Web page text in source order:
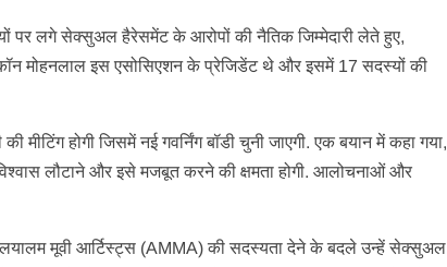
पर लगे सेक्सुअल हैरेसमेंट के आरोपों की नैतिक जिम्मेदारी लेते हुए,
मोहनलाल इस एसोसिएशन के प्रेजिडेंट थे और इसमें 17 सदस्यों की
होगी जिसमें नई गवर्निंग बॉडी चुनी जाएगी. एक बयान में कहा गया,
लौटाने और इसे मजबूत करने की क्षमता होगी. आलोचनाओं और
मूवी आर्टिस्ट्स (AMMA) की सदस्यता देने के बदले उन्हें सेक्सुअल